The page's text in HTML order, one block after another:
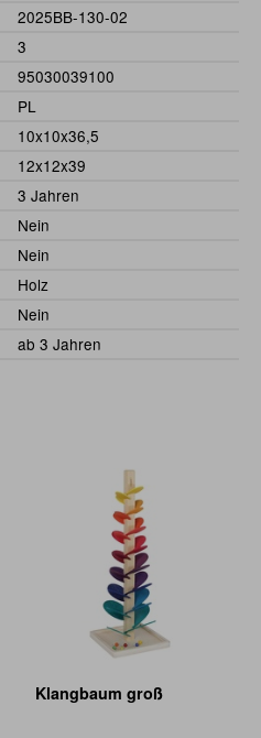
2025BB-130-02
3
95030039100
PL
10x10x36,5
12x12x39
3 Jahren
Nein
Nein
Holz
Nein
ab 3 Jahren
Klangbaum groß